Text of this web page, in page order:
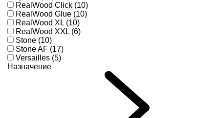
RealWood Click (10)
RealWood Glue (10)
RealWood XL (10)
RealWood XXL (6)
Stone (10)
Stone AF (17)
Versailles (5)
Назначение